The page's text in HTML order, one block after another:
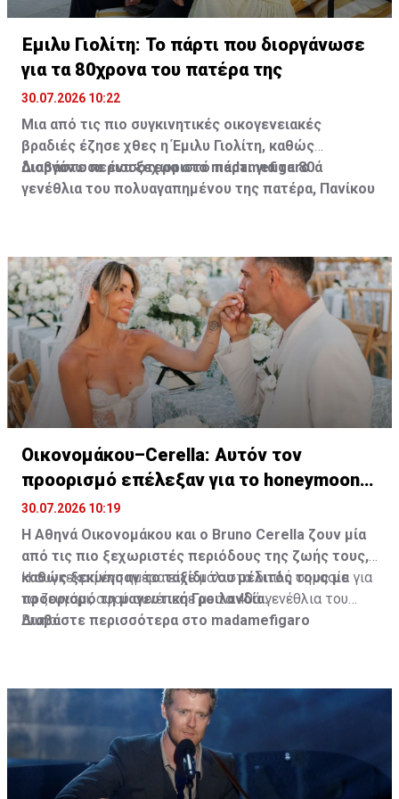
Έμιλυ Γιολίτη: Το πάρτι που διοργάνωσε
για τα 80χρονα του πατέρα της
30.07.2026 10:22
Μια από τις πιο συγκινητικές οικογενειακές
βραδιές έζησε χθες η Έμιλυ Γιολίτη, καθώς
διοργάνωσε ένα ξεχωριστό πάρτι για τα 80ά
γενέθλια του πολυαγαπημένου της πατέρα, Πανίκου
Διαβάστε περισσότερα στο madamefigaro
Οικονομάκου–Cerella: Αυτόν τον
προορισμό επέλεξαν για το honeymoon
τους
30.07.2026 10:19
Η Αθηνά Οικονομάκου και ο Bruno Cerella ζουν μία
από τις πιο ξεχωριστές περιόδους της ζωής τους,
καθώς ξεκίνησαν το ταξίδι του μέλιτός τους με
προορισμό τη μαγευτική Γροιλανδία.
Η συγκεκριμένη ημέρα είχε μάλιστα διπλή σημασία για
το ζευγάρι, αφού συνέπεσε με τα 40ά γενέθλια του
Bruno.
Διαβάστε περισσότερα στο madamefigaro